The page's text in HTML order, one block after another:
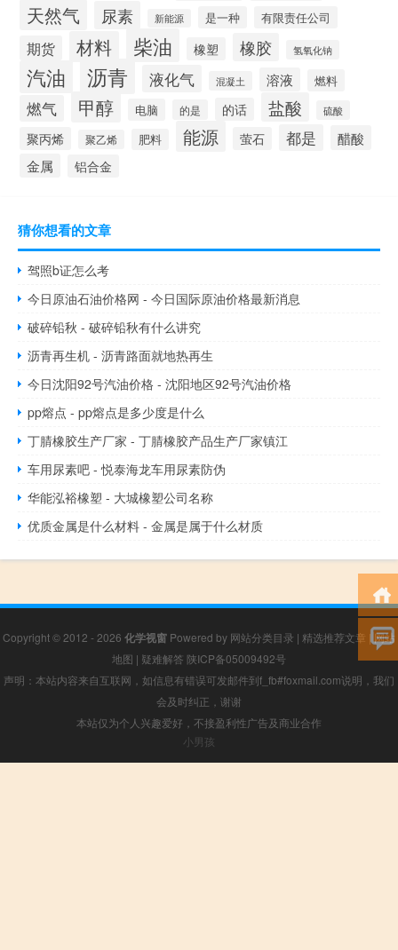
天然气 尿素 新能源 是一种 有限责任公司
期货 材料 柴油 橡塑 橡胶 氢氧化钠
汽油 沥青 液化气 混凝土 溶液 燃料
燃气 甲醇 电脑 的是 的话 盐酸 硫酸
聚丙烯 聚乙烯 肥料 能源 萤石 都是 醋酸
金属 铝合金
猜你想看的文章
驾照b证怎么考
今日原油石油价格网 - 今日国际原油价格最新消息
破碎铅秋 - 破碎铅秋有什么讲究
沥青再生机 - 沥青路面就地热再生
今日沈阳92号汽油价格 - 沈阳地区92号汽油价格
pp熔点 - pp熔点是多少度是什么
丁腈橡胶生产厂家 - 丁腈橡胶产品生产厂家镇江
车用尿素吧 - 悦泰海龙车用尿素防伪
华能泓裕橡塑 - 大城橡塑公司名称
优质金属是什么材料 - 金属是属于什么材质
Copyright © 2012 - 2026 化学视窗 Powered by 网站分类目录 | 精选推荐文章 | 网站
地图 | 疑难解答 陕ICP备05009492号
声明：本站内容来自互联网，如信息有错误可发邮件到f_fb#foxmail.com说明，我们
会及时纠正，谢谢
本站仅为个人兴趣爱好，不接盈利性广告及商业合作
小男孩